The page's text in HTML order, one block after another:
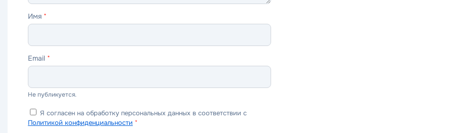
Имя *
Email *
Не публикуется.
Я согласен на обработку персональных данных в соответствии с
Политикой конфиденциальности *